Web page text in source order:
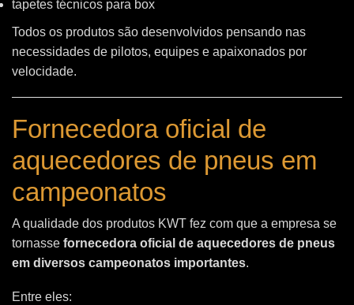
tapetes técnicos para box
Todos os produtos são desenvolvidos pensando nas
necessidades de pilotos, equipes e apaixonados por
velocidade.
Fornecedora oficial de
aquecedores de pneus em
campeonatos
A qualidade dos produtos KWT fez com que a empresa se
tornasse fornecedora oficial de aquecedores de pneus
em diversos campeonatos importantes.
Entre eles: